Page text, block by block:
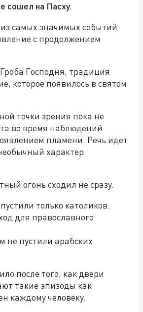
сошел на Пасху.
самых значимых событий
с продолжением
Господня, традиция
которое появилось в святом
точки зрения пока не
во время наблюдений
пламени. Речь идёт
характер
огонь сходил не сразу.
только католиков.
для православного
не пустили арабских
после того, как двери
такие эпизоды как
каждому человеку.